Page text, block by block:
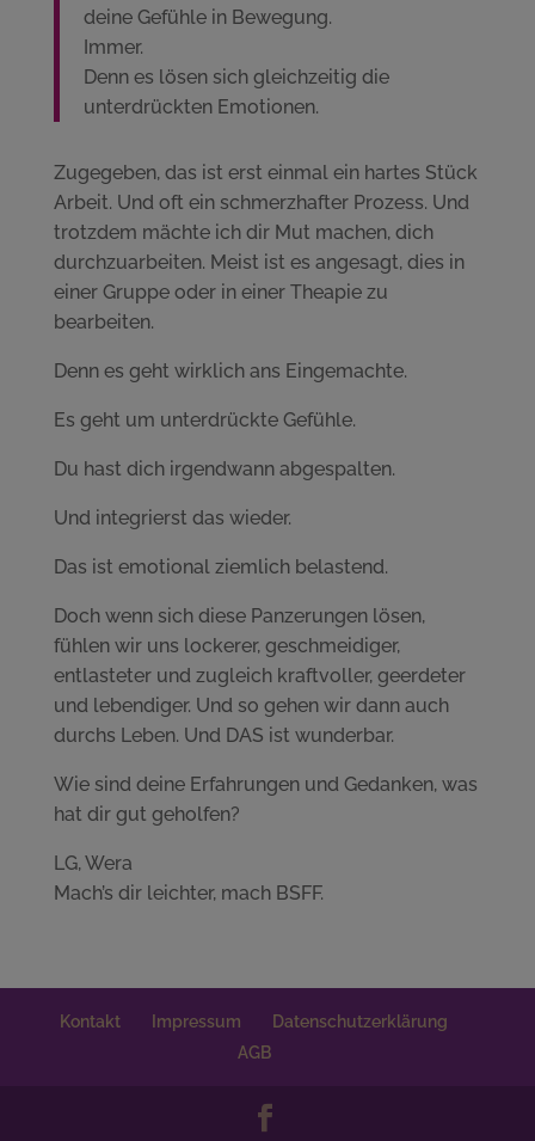
deine Gefühle in Bewegung.
Immer.
Denn es lösen sich gleichzeitig die
unterdrückten Emotionen.
Zugegeben, das ist erst einmal ein hartes Stück
Arbeit. Und oft ein schmerzhafter Prozess. Und
trotzdem mächte ich dir Mut machen, dich
durchzuarbeiten. Meist ist es angesagt, dies in
einer Gruppe oder in einer Theapie zu
bearbeiten.
Denn es geht wirklich ans Eingemachte.
Es geht um unterdrückte Gefühle.
Du hast dich irgendwann abgespalten.
Und integrierst das wieder.
Das ist emotional ziemlich belastend.
Doch wenn sich diese Panzerungen lösen,
fühlen wir uns lockerer, geschmeidiger,
entlasteter und zugleich kraftvoller, geerdeter
und lebendiger. Und so gehen wir dann auch
durchs Leben. Und DAS ist wunderbar.
Wie sind deine Erfahrungen und Gedanken, was
hat dir gut geholfen?
LG, Wera
Mach’s dir leichter, mach BSFF.
Kontakt Impressum
Datenschutzerklärung
AGB